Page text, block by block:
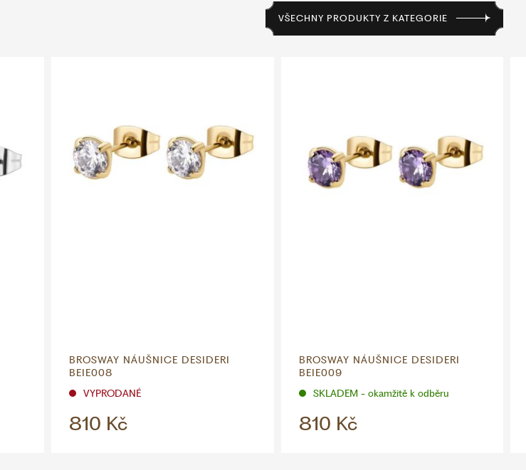
VŠECHNY PRODUKTY Z KATEGORIE
BROSWAY NÁUŠNICE DESIDERI
BEIE008
VYPRODANÉ
810 Kč
BROSWAY NÁUŠNICE DESIDERI
BEIE009
SKLADEM - okamžitě k odběru
810 Kč